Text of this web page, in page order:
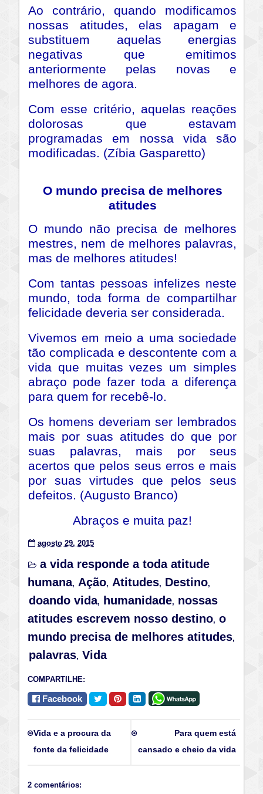
Ao contrário, quando modificamos
nossas atitudes, elas apagam e
substituem aquelas energias
negativas que emitimos
anteriormente pelas novas e
melhores de agora.
Com esse critério, aquelas reações
dolorosas que estavam
programadas em nossa vida são
modificadas. (Zíbia Gasparetto)
O mundo precisa de melhores
atitudes
O mundo não precisa de melhores
mestres, nem de melhores palavras,
mas de melhores atitudes!
Com tantas pessoas infelizes neste
mundo, toda forma de compartilhar
felicidade deveria ser considerada.
Vivemos em meio a uma sociedade
tão complicada e descontente com a
vida que muitas vezes um simples
abraço pode fazer toda a diferença
para quem for recebê-lo.
Os homens deveriam ser lembrados
mais por suas atitudes do que por
suas palavras, mais por seus
acertos que pelos seus erros e mais
por suas virtudes que pelos seus
defeitos. (Augusto Branco)
Abraços e muita paz!
agosto 29, 2015
a vida responde a toda atitude
humana, Ação, Atitudes, Destino,
doando vida, humanidade, nossas
atitudes escrevem nosso destino, o
mundo precisa de melhores atitudes,
palavras, Vida
COMPARTILHE:
Facebook
Para quem está
cansado e cheio da vida
Vida e a procura da
fonte da felicidade
2 comentários: